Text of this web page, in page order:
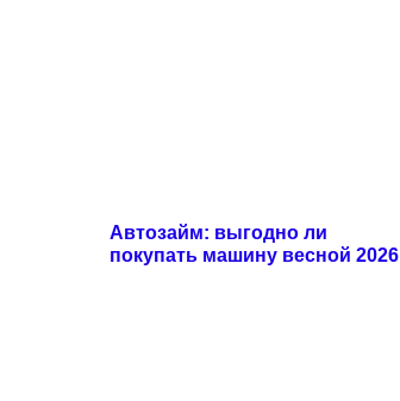
Автозайм: выгодно ли
покупать машину весной 2026